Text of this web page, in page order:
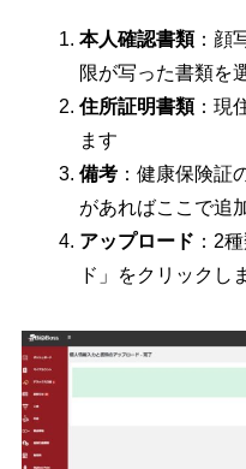
本人確認書類：顔
限が写った書類を
住所証明書類：現
ます
備考：健康保険証
があればここで追
アップロード ：2
ド」をクリックし